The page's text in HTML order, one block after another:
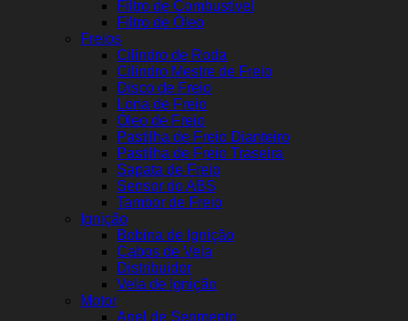
Filtro de Combustível
Filtro de Óleo
Freios
Cilindro de Roda
Cilindro Mestre de Freio
Disco de Freio
Lona de Freio
Óleo de Freio
Pastilha de Freio Dianteiro
Pastilha de Freio Traseira
Sapata de Freio
Sensor do ABS
Tambor de Freio
Ignição
Bobina de Ignição
Cabos de Vela
Distribuidor
Vela de Ignição
Motor
Anel de Segmento